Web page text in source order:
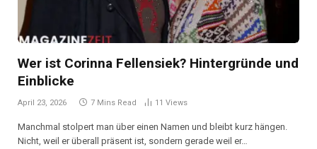
Wer ist Corinna Fellensiek? Hintergründe und
Einblicke
April 23, 2026 7 Mins Read 11 Views
Manchmal stolpert man über einen Namen und bleibt kurz hängen.
Nicht, weil er überall präsent ist, sondern gerade weil er…